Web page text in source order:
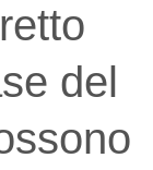
del